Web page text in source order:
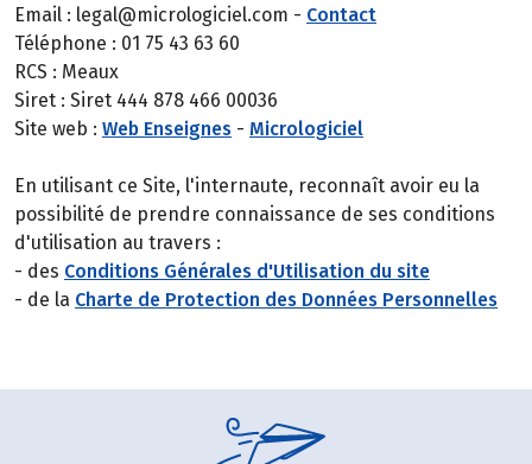
Email : legal@micrologiciel.com - Contact
Téléphone : 01 75 43 63 60
RCS : Meaux
Siret : Siret 444 878 466 00036
Site web : Web Enseignes - Micrologiciel
En utilisant ce Site, l'internaute, reconnaît avoir eu la
possibilité de prendre connaissance de ses conditions
d'utilisation au travers :
- des Conditions Générales d'Utilisation du site
- de la Charte de Protection des Données Personnelles